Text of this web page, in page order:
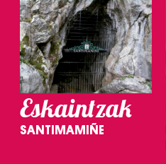
Eskaintzak
SANTIMAMIÑE